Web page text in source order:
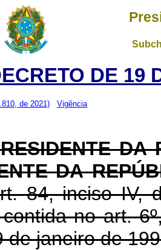
DE 19
de 2021) Vigência
DA
DA
84, inciso IV,
no art.
de janeiro de